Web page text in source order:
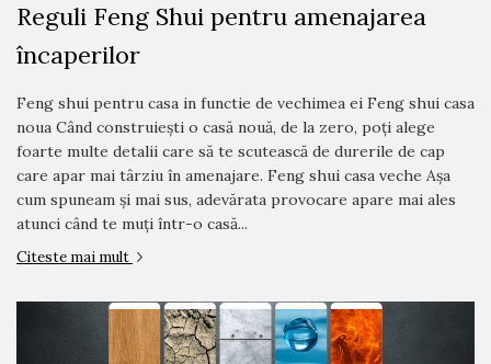
Reguli Feng Shui pentru amenajarea
încaperilor
Feng shui pentru casa in functie de vechimea ei Feng shui casa
noua Când construiești o casă nouă, de la zero, poți alege
foarte multe detalii care să te scutească de durerile de cap
care apar mai târziu în amenajare. Feng shui casa veche Așa
cum spuneam și mai sus, adevărata provocare apare mai ales
atunci când te muți într-o casă...
Citeste mai mult